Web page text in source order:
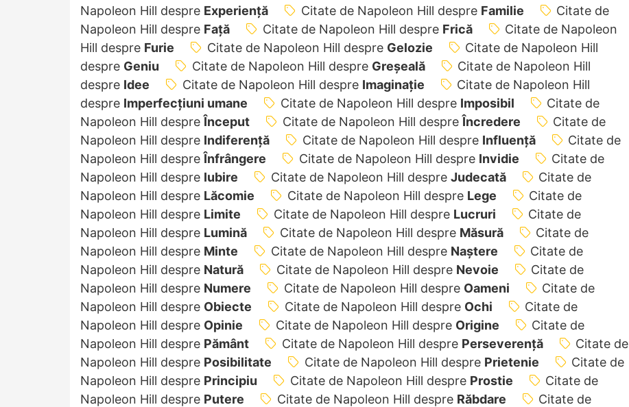
Napoleon Hill despre Experiență Citate de Napoleon Hill despre Familie
Citate de
Napoleon Hill despre Față Citate de Napoleon Hill despre Frică
Citate de Napoleon
Hill despre Furie Citate de Napoleon Hill despre Gelozie
Citate de Napoleon Hill
despre Geniu Citate de Napoleon Hill despre Greșeală
Citate de Napoleon Hill
despre Idee Citate de Napoleon Hill despre Imaginație
Citate de Napoleon Hill
despre Imperfecțiuni umane Citate de Napoleon Hill despre Imposibil
Citate de
Napoleon Hill despre Început Citate de Napoleon Hill despre Încredere
Citate de
Napoleon Hill despre Indiferență Citate de Napoleon Hill despre Influență
Citate de
Napoleon Hill despre Înfrângere Citate de Napoleon Hill despre Invidie
Citate de
Napoleon Hill despre Iubire Citate de Napoleon Hill despre Judecată
Citate de
Napoleon Hill despre Lăcomie Citate de Napoleon Hill despre Lege
Citate de
Napoleon Hill despre Limite Citate de Napoleon Hill despre Lucruri
Citate de
Napoleon Hill despre Lumină Citate de Napoleon Hill despre Măsură
Citate de
Napoleon Hill despre Minte Citate de Napoleon Hill despre Naștere
Citate de
Napoleon Hill despre Natură Citate de Napoleon Hill despre Nevoie
Citate de
Napoleon Hill despre Numere Citate de Napoleon Hill despre Oameni
Citate de
Napoleon Hill despre Obiecte Citate de Napoleon Hill despre Ochi
Citate de
Napoleon Hill despre Opinie Citate de Napoleon Hill despre Origine
Citate de
Napoleon Hill despre Pământ Citate de Napoleon Hill despre Perseverență
Citate de
Napoleon Hill despre Posibilitate Citate de Napoleon Hill despre Prietenie
Citate de
Napoleon Hill despre Principiu Citate de Napoleon Hill despre Prostie
Citate de
Napoleon Hill despre Putere Citate de Napoleon Hill despre Răbdare
Citate de